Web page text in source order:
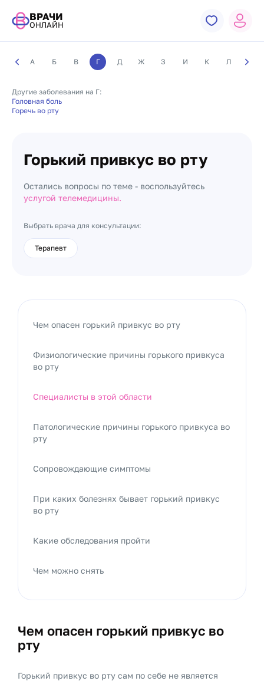
ВРАЧИ
ОНЛАЙН
А Б В Г Д Ж З И К Л М
Другие заболевания на Г:
Головная боль
Горечь во рту
Горький привкус во рту
Остались вопросы по теме - воспользуйтесь
услугой телемедицины.
Выбрать врача для консультации:
Терапевт
Чем опасен горький привкус во
рту
Горький привкус во рту сам по себе не является
Чем опасен горький привкус во рту
Физиологические причины горького привкуса
во рту
Специалисты в этой области
Патологические причины горького привкуса во
рту
Сопровождающие симптомы
При каких болезнях бывает горький привкус
во рту
Какие обследования пройти
Чем можно снять